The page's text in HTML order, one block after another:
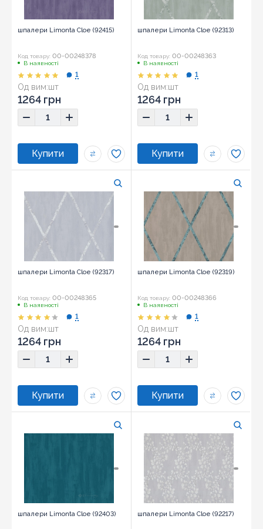
шпалери Limonta Cloe (92415)
Код товару: 00-00248378
В наявності
Од вим:шт
1
1264 грн
шпалери Limonta Cloe (92313)
Код товару: 00-00248363
В наявності
Од вим:шт
1
1264 грн
шпалери Limonta Cloe (92317)
Код товару: 00-00248365
В наявності
Од вим:шт
1
1264 грн
шпалери Limonta Cloe (92319)
Код товару: 00-00248366
В наявності
Од вим:шт
1
1264 грн
шпалери Limonta Cloe (92403) шпалери Limonta Cloe (92217)